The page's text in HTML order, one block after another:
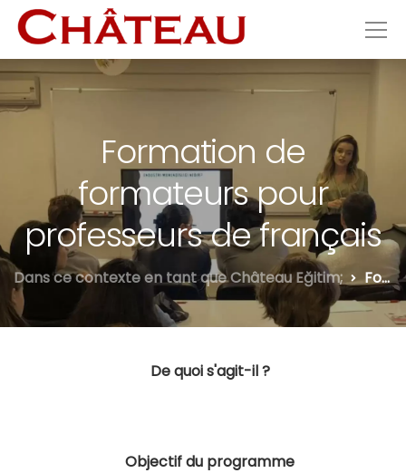
Formation de
formateurs pour
professeurs de français
Dans ce contexte en tant que Château Eğitim; Formation de formateurs pour professeurs de français
De quoi s'agit-il ?
Objectif du programme